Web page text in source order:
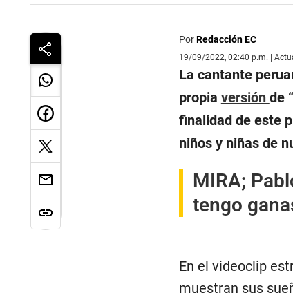
PorRedacción EC
19/09/2022, 02:40 p.m. |
La cantante
propia versión de
finalidad de este
niños y niñas de
MIRA;
tengo
En el videoclip
muestran sus